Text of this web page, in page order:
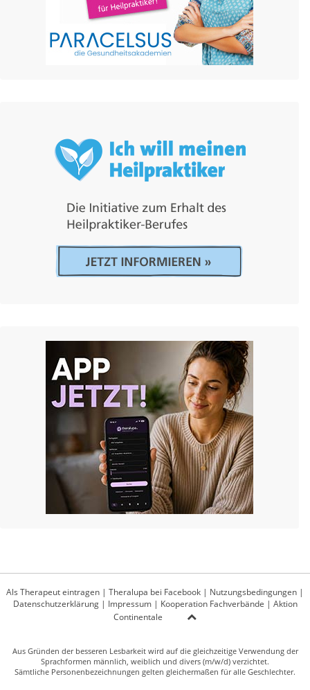
Als Therapeut eintragen | Theralupa bei Facebook | Nutzungsbedingungen |
Datenschutzerklärung| Impressum| Kooperation Fachverbände | Aktion
Continentale
Aus Gründen der besseren Lesbarkeit wird auf die gleichzeitige Verwendung der
Sprachformen männlich, weiblich und divers (m/w/d) verzichtet.
Sämtliche Personenbezeichnungen gelten gleichermaßen für alle Geschlechter.